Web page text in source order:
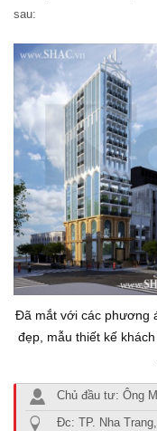
sau:
Đã mắt với các phương
đẹp, mẫu thiết kế
Chủ đầu tư: Ông
Đc: TP. Nha